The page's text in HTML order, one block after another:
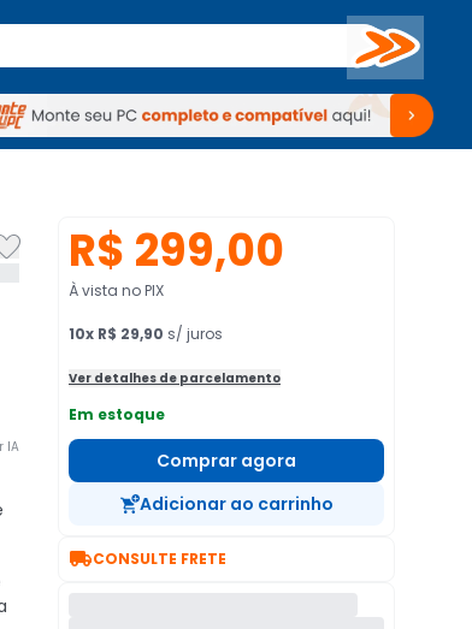
Buscar
Computadores Periféricos TV Venda no KaBuM!
Periféricos TV Venda no KaBuM!
IA
R$ 299,00
À vista no PIX
10x R$ 29,90 s/ juros
Ver detalhes de parcelamento
Em estoque
Comprar agora
Adicionar ao carrinho
CONSULTE FRETE